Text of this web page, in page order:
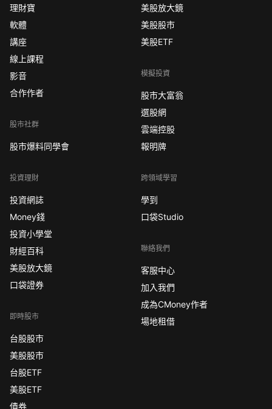
理財寶
軟體
講座
線上課程
影音
合作作者
股市社群
股市爆料同學會
投資理財
投資網誌
Money錢
投資小學堂
財經百科
美股放大鏡
口袋證券
即時股市
台股股市
美股股市
台股ETF
美股ETF
債券
美股放大鏡
美股股市
美股ETF
模擬投資
股市大富翁
選股網
雲端控股
報明牌
跨領域學習
學到
口袋Studio
聯絡我們
客服中心
加入我們
成為CMoney作者
場地租借